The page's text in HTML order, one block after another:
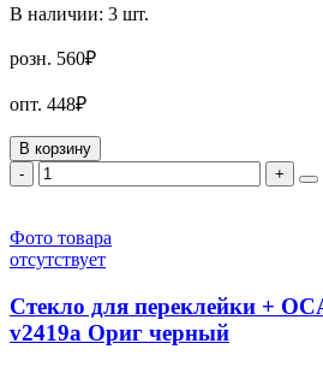
В наличии: 3 шт.
розн. 560₽
опт. 448₽
В корзину
-
+
Фото товара
отсутствует
Стекло для переклейки +
v2419a Ориг черный